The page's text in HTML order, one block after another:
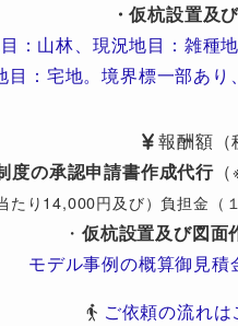
・仮杭設置及
山林、現況地目：雑種
：宅地。境界標一部あり
報酬額（
度の承認申請書作成代行
たり14,000円及び）負担金（
・ 仮杭設置及び図面
モデル事例の概算御見積
ご依頼の流れは